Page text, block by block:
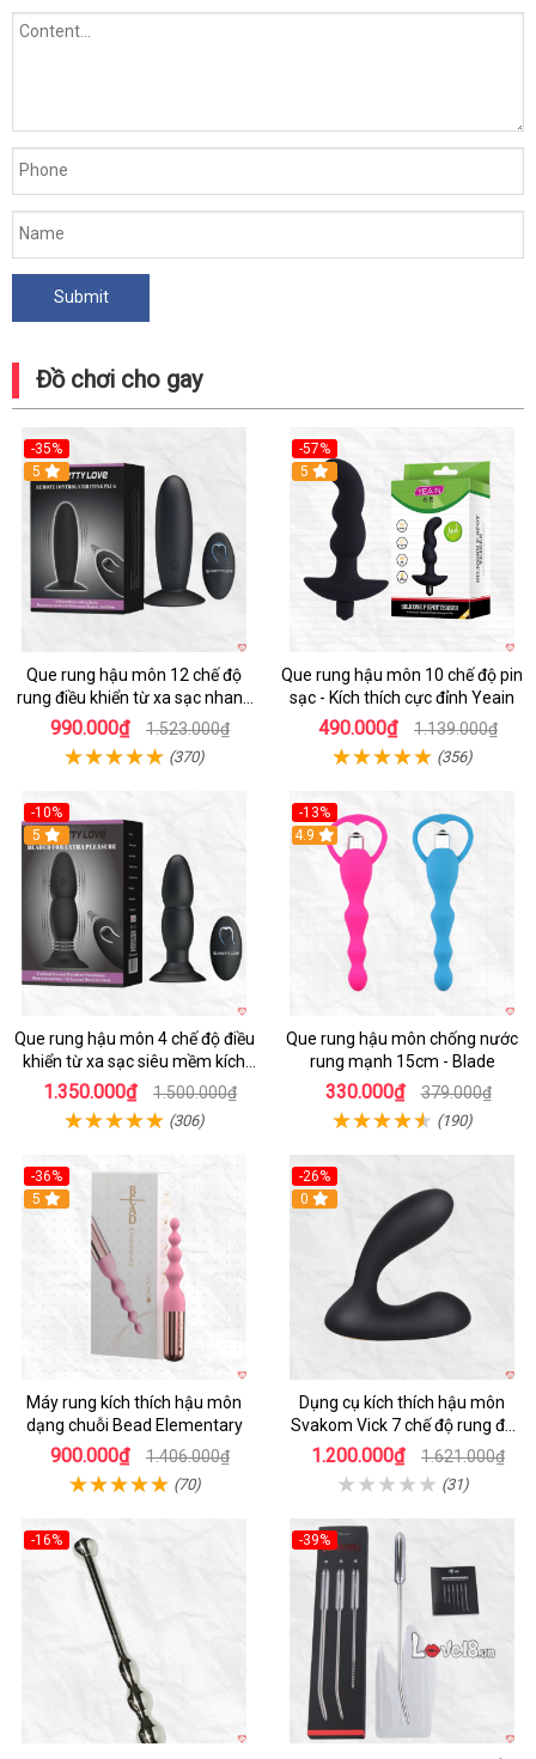
Đồ chơi cho gay
-35%
5
Que rung hậu môn 12 chế độ
rung điều khiển từ xa sạc nhanh
kích thích mạnh
990.000₫ 1.523.000₫
(370)
-57%
5
Que rung hậu môn 10 chế độ pin
sạc - Kích thích cực đỉnh Yeain
490.000₫ 1.139.000₫
(356)
-10%
5
Que rung hậu môn 4 chế độ điều
khiển từ xa sạc siêu mềm kích
thích
1.350.000₫ 1.500.000₫
(306)
-13%
4.9
Que rung hậu môn chống nước
rung mạnh 15cm - Blade
330.000₫ 379.000₫
(190)
-36%
5
Máy rung kích thích hậu môn
dạng chuỗi Bead Elementary
900.000₫ 1.406.000₫
(70)
-26%
0
Dụng cụ kích thích hậu môn
Svakom Vick 7 chế độ rung đa
năng cao cấp
1.200.000₫ 1.621.000₫
(31)
-16%
-39%